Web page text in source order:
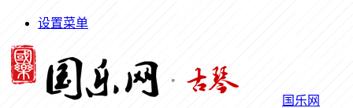
设置菜单
国乐网